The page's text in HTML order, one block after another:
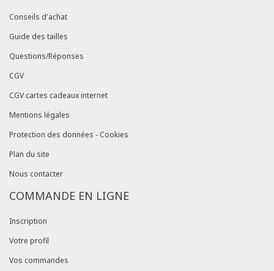
Conseils d'achat
Guide des tailles
Questions/Réponses
CGV
CGV cartes cadeaux internet
Mentions légales
Protection des données - Cookies
Plan du site
Nous contacter
COMMANDE EN LIGNE
Inscription
Votre profil
Vos commandes